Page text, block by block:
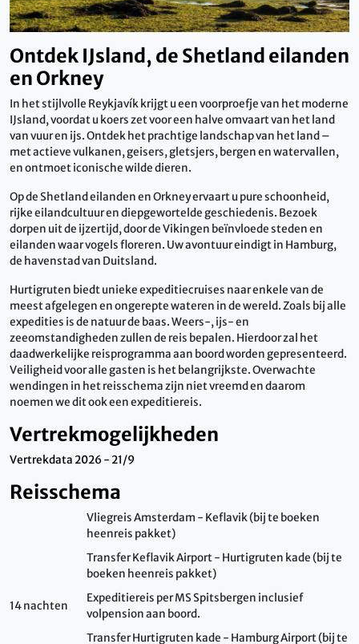
Ontdek IJsland, de Shetland eilanden
en Orkney
In het stijlvolle Reykjavík krijgt u een voorproefje van het moderne
IJsland, voordat u koers zet voor een halve omvaart van het land
van vuur en ijs. Ontdek het prachtige landschap van het land –
met actieve vulkanen, geisers, gletsjers, bergen en watervallen,
en ontmoet iconische wilde dieren.
Op de Shetland eilanden en Orkney ervaart u pure schoonheid,
rijke eilandcultuur en diepgewortelde geschiedenis. Bezoek
dorpen uit de ijzertijd, door de Vikingen beïnvloede steden en
eilanden waar vogels floreren. Uw avontuur eindigt in Hamburg,
de havenstad van Duitsland.
Hurtigruten biedt unieke expeditiecruises naar enkele van de
meest afgelegen en ongerepte wateren in de wereld. Zoals bij alle
expedities is de natuur de baas. Weers-, ijs- en
zeeomstandigheden zullen de reis bepalen. Hierdoor zal het
daadwerkelijke reisprogramma aan boord worden gepresenteerd.
Veiligheid voor alle gasten is het belangrijkste. Overwachte
wendingen in het reisschema zijn niet vreemd en daarom
noemen we dit ook een expeditiereis.
Vertrekmogelijkheden
Vertrekdata 2026 - 21/9
Reisschema
Vliegreis Amsterdam - Keflavik (bij te boeken
heenreis pakket)
Transfer Keflavik Airport - Hurtigruten kade (bij te
boeken heenreis pakket)
14 nachten
Expeditiereis per MS Spitsbergen inclusief
volpension aan boord.
Transfer Hurtigruten kade - Hamburg Airport (bij te